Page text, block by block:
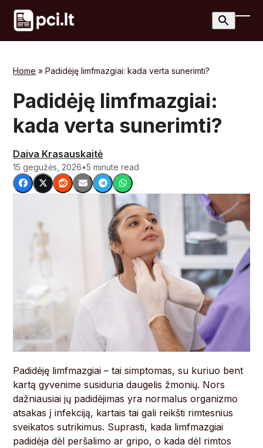
Skip
content
Home »Padidėję limfmazgiai: kada verta sunerimti?
Padidėję limfmazgiai:
kada verta sunerimti?
Daiva Krasauskaitė
15 gegužės, 2026•5 minute read
Padidėję limfmazgiai – tai simptomas, su kuriuo bent
kartą gyvenime susiduria daugelis žmonių. Nors
dažniausiai jų padidėjimas yra normalus organizmo
atsakas į infekciją, kartais tai gali reikšti rimtesnius
sveikatos sutrikimus. Suprasti, kada limfmazgiai
padidėja dėl peršalimo ar gripo, o kada dėl rimtos